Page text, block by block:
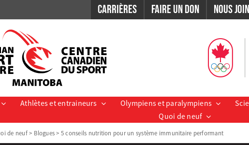
Carrières Faire un don Nous
Athlètes et entraineurs Olympiens et paralympiens
Quoi de neuf
de neuf> Blogues> 5 conseils nutrition pour un système immunitaire performant